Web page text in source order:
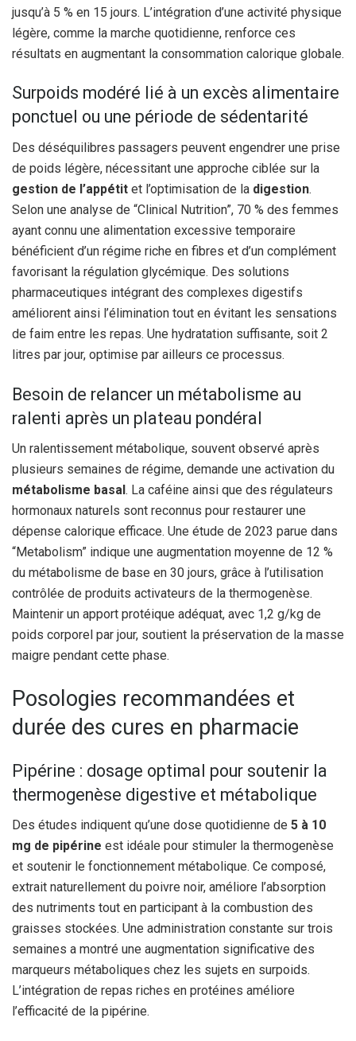
jusqu’à 5 % en 15 jours. L’intégration d’une activité physique
légère, comme la marche quotidienne, renforce ces
résultats en augmentant la consommation calorique globale.
Surpoids modéré lié à un excès alimentaire
ponctuel ou une période de sédentarité
Des déséquilibres passagers peuvent engendrer une prise
de poids légère, nécessitant une approche ciblée sur la
gestion de l’appétit et l’optimisation de la digestion.
Selon une analyse de “Clinical Nutrition”, 70 % des femmes
ayant connu une alimentation excessive temporaire
bénéficient d’un régime riche en fibres et d’un complément
favorisant la régulation glycémique. Des solutions
pharmaceutiques intégrant des complexes digestifs
améliorent ainsi l’élimination tout en évitant les sensations
de faim entre les repas. Une hydratation suffisante, soit 2
litres par jour, optimise par ailleurs ce processus.
Besoin de relancer un métabolisme au
ralenti après un plateau pondéral
Un ralentissement métabolique, souvent observé après
plusieurs semaines de régime, demande une activation du
métabolisme basal . La caféine ainsi que des régulateurs
hormonaux naturels sont reconnus pour restaurer une
dépense calorique efficace. Une étude de 2023 parue dans
“Metabolism” indique une augmentation moyenne de 12 %
du métabolisme de base en 30 jours, grâce à l’utilisation
contrôlée de produits activateurs de la thermogenèse.
Maintenir un apport protéique adéquat, avec 1,2 g/kg de
poids corporel par jour, soutient la préservation de la masse
maigre pendant cette phase.
Posologies recommandées et
durée des cures en pharmacie
Pipérine : dosage optimal pour soutenir la
thermogenèse digestive et métabolique
Des études indiquent qu’une dose quotidienne de 5 à 10
mg de pipérine est idéale pour stimuler la thermogenèse
et soutenir le fonctionnement métabolique. Ce composé,
extrait naturellement du poivre noir, améliore l’absorption
des nutriments tout en participant à la combustion des
graisses stockées. Une administration constante sur trois
semaines a montré une augmentation significative des
marqueurs métaboliques chez les sujets en surpoids.
L’intégration de repas riches en protéines améliore
l’efficacité de la pipérine.